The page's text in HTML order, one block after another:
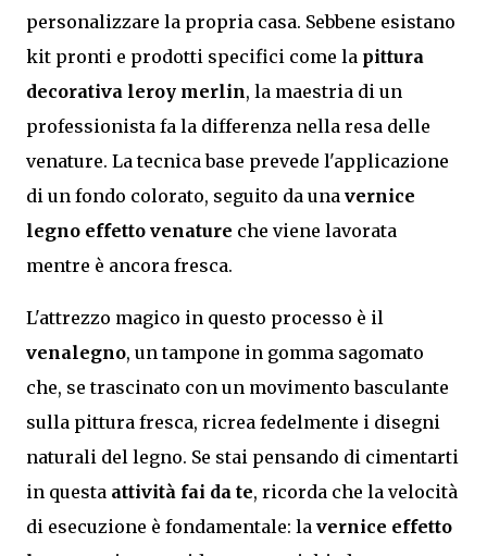
personalizzare la propria casa. Sebbene esistano
kit pronti e prodotti specifici come la pittura
decorativa leroy merlin, la maestria di un
professionista fa la differenza nella resa delle
venature. La tecnica base prevede l'applicazione
di un fondo colorato, seguito da una vernice
legno effetto venature che viene lavorata
mentre è ancora fresca.
L'attrezzo magico in questo processo è il
venalegno, un tampone in gomma sagomato
che, se trascinato con un movimento basculante
sulla pittura fresca, ricrea fedelmente i disegni
naturali del legno. Se stai pensando di cimentarti
in questa attività fai da te, ricorda che la velocità
di esecuzione è fondamentale: la vernice effetto